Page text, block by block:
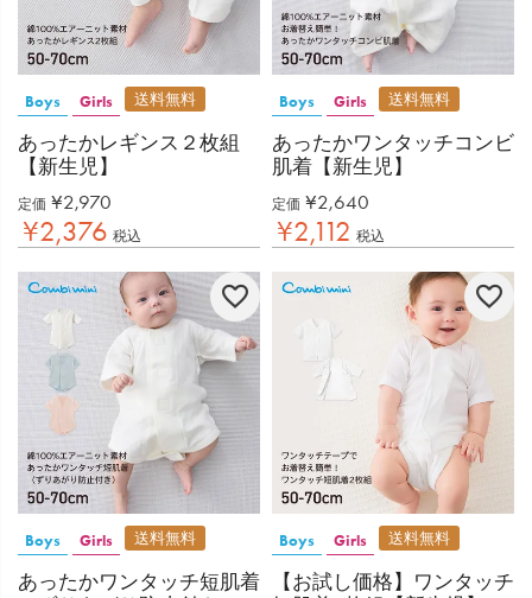
Boys Girls 送料無料
あったかレギンス２枚組
【新生児】
定価 ¥2,970
¥2,376 税込
Boys Girls 送料無料
あったかワンタッチコンビ
肌着【新生児】
定価 ¥2,640
¥2,112 税込
Boys Girls 送料無料
あったかワンタッチ短肌着
Boys Girls 送料無料
【お試し価格】ワンタッチ